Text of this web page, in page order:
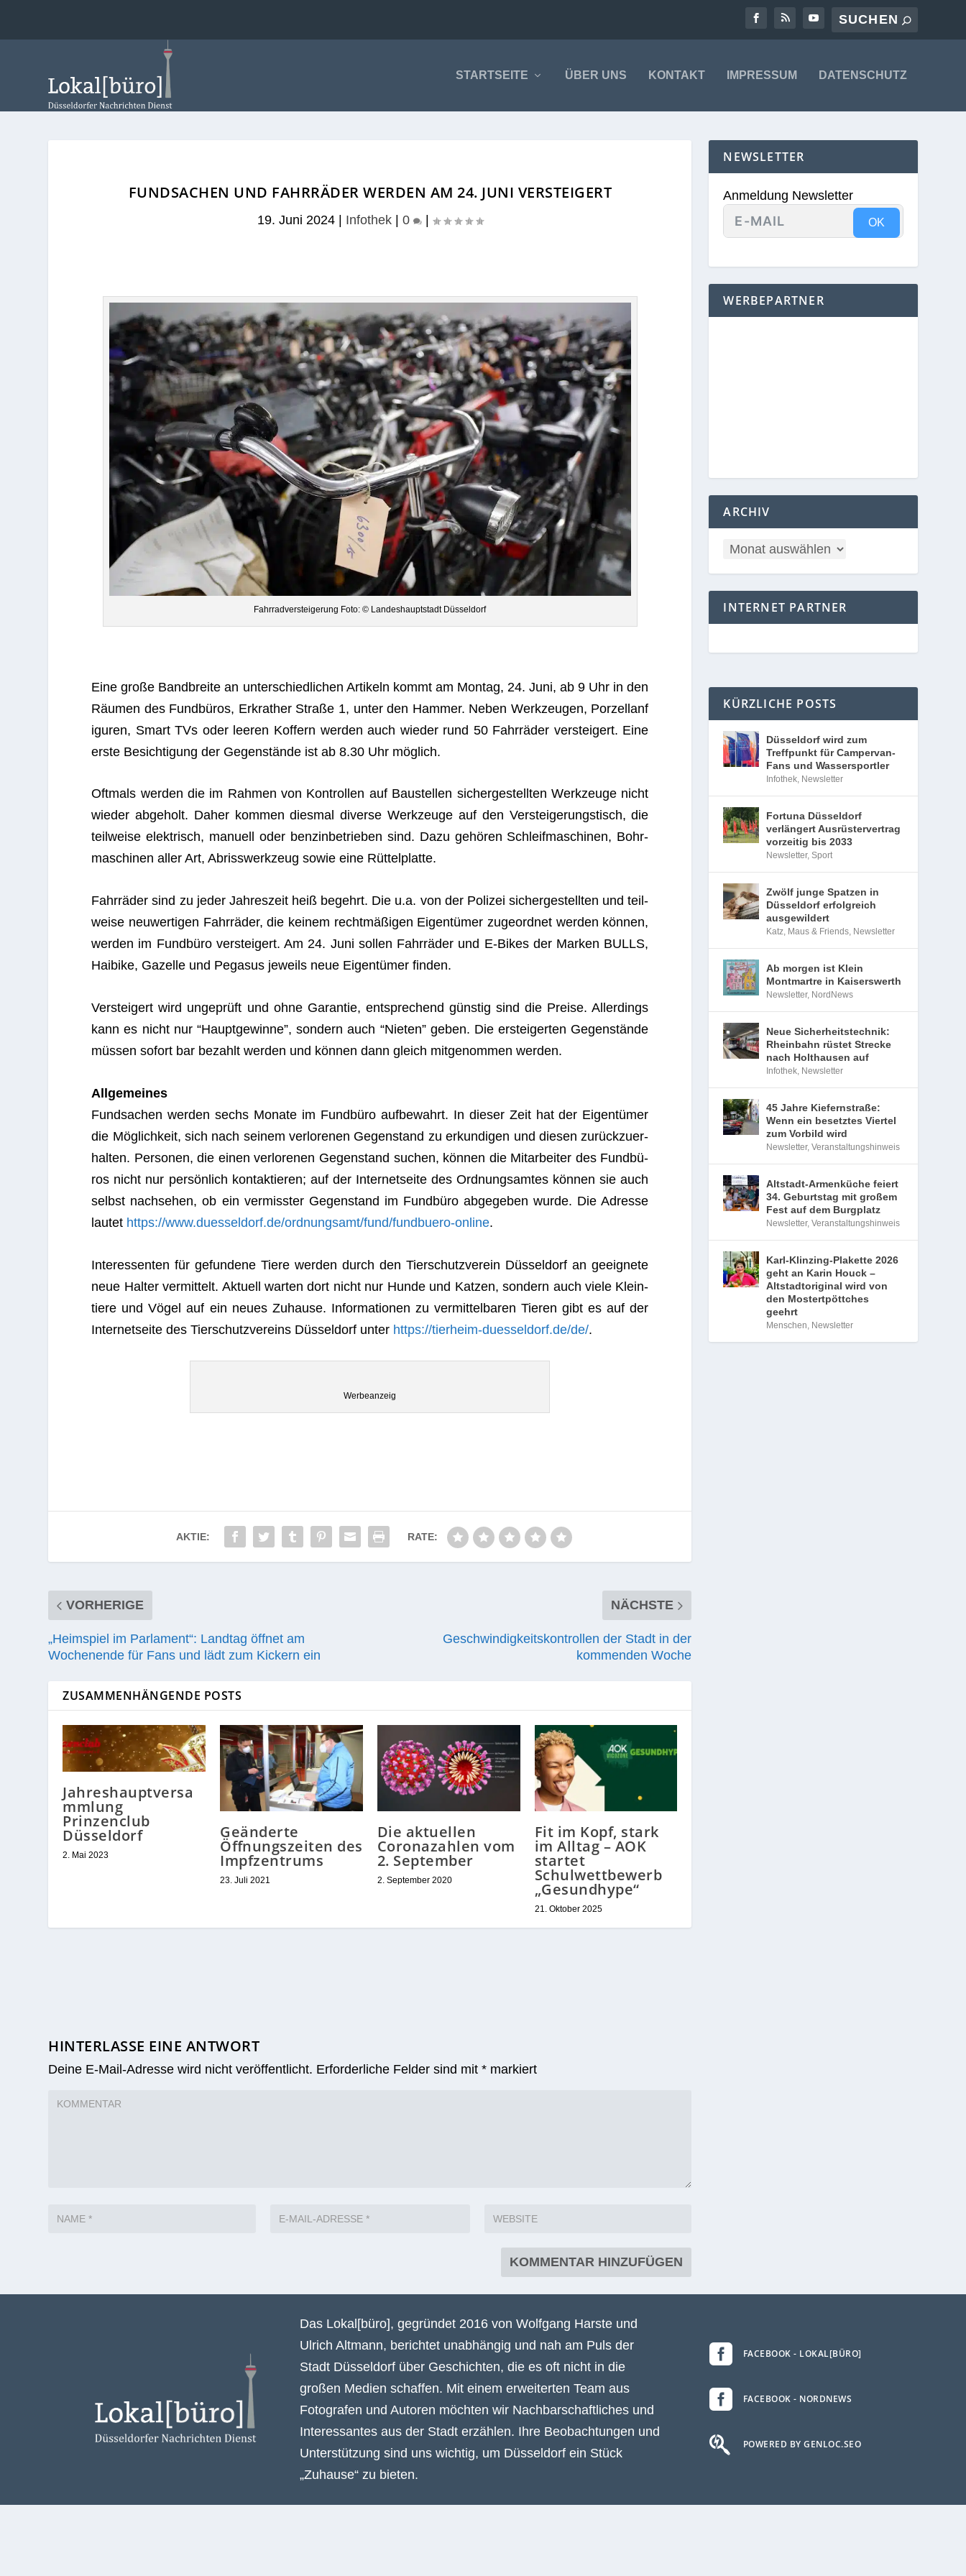
STARTSEITE ÜBER UNS KONTAKT IMPRESSUM DATENSCHUTZ
FUNDSACHEN UND FAHRRÄDER WERDEN AM 24. JUNI VERSTEIGERT
19. Juni 2024| Infothek| 0 |
Fahr­rad­ver­stei­ge­rung Foto: © Lan­des­haupt­stadt Düsseldorf
Eine große Band­breite an unter­schied­li­chen Arti­keln kommt am Mon­tag, 24. Juni, ab 9 Uhr in den
Räu­men des Fund­bü­ros, Erkra­ther Straße 1, unter den Ham­mer. Neben Werk­zeu­gen, Por­zel­lan­f
i­gu­ren, Smart TVs oder lee­ren Kof­fern wer­den auch wie­der rund 50 Fahr­rä­der ver­stei­gert. Eine
erste Besich­ti­gung der Gegen­stände ist ab 8.30 Uhr möglich.
Oft­mals wer­den die im Rah­men von Kon­trol­len auf Bau­stel­len sicher­ge­stell­ten Werk­zeuge nicht
wie­der abge­holt. Daher kom­men dies­mal diverse Werk­zeuge auf den Ver­stei­ge­rungs­tisch, die
teil­weise elek­trisch, manu­ell oder ben­zin­be­trie­ben sind. Dazu gehö­ren Schleif­ma­schi­nen, Bohr­
ma­schi­nen aller Art, Abriss­werk­zeug sowie eine Rüttelplatte.
Fahr­rä­der sind zu jeder Jah­res­zeit heiß begehrt. Die u.a. von der Poli­zei sicher­ge­stell­ten und teil­
weise neu­wer­ti­gen Fahr­rä­der, die kei­nem recht­mä­ßi­gen Eigen­tü­mer zuge­ord­net wer­den kön­nen,
wer­den im Fund­büro ver­stei­gert. Am 24. Juni sol­len Fahr­rä­der und E‑Bikes der Mar­ken BULLS,
Hai­bike, Gazelle und Pega­sus jeweils neue Eigen­tü­mer finden.
Ver­stei­gert wird unge­prüft und ohne Garan­tie, ent­spre­chend güns­tig sind die Preise. Aller­dings
kann es nicht nur “Haupt­ge­winne”, son­dern auch “Nie­ten” geben. Die erstei­ger­ten Gegen­stände
müs­sen sofort bar bezahlt wer­den und kön­nen dann gleich mit­ge­nom­men werden.
All­ge­mei­nes
Fund­sa­chen wer­den sechs Monate im Fund­büro auf­be­wahrt. In die­ser Zeit hat der Eigen­tü­mer
die Mög­lich­keit, sich nach sei­nem ver­lo­re­nen Gegen­stand zu erkun­di­gen und die­sen zurück­zu­er­
hal­ten. Per­so­nen, die einen ver­lo­re­nen Gegen­stand suchen, kön­nen die Mit­ar­bei­ter des Fund­bü­
ros nicht nur per­sön­lich kon­tak­tie­ren; auf der Inter­net­seite des Ord­nungs­am­tes kön­nen sie auch
selbst nach­se­hen, ob ein ver­miss­ter Gegen­stand im Fund­büro abge­ge­ben wurde. Die Adresse
lau­tet https://www.duesseldorf.de/ordnungsamt/fund/fundbuero-online.
Inter­es­sen­ten für gefun­dene Tiere wer­den durch den Tier­schutz­ver­ein Düs­sel­dorf an geeig­nete
neue Hal­ter ver­mit­telt. Aktu­ell war­ten dort nicht nur Hunde und Kat­zen, son­dern auch viele Klein­
tiere und Vögel auf ein neues Zuhause. Infor­ma­tio­nen zu ver­mit­tel­ba­ren Tie­ren gibt es auf der
Inter­net­seite des Tier­schutz­ver­eins Düs­sel­dorf unter https://tierheim-duesseldorf.de/de/.
Wer­be­an­zeig
AKTIE: RATE:
VORHERIGE
„Heimspiel im Parlament“: Landtag öffnet am
Wochenende für Fans und lädt zum Kickern ein
NÄCHSTE
Geschwindigkeitskontrollen der Stadt in der
kommenden Woche
ZUSAMMENHÄNGENDE POSTS
Jahreshauptversa
mmlung
Prinzenclub
Düsseldorf
2. Mai 2023
Geänderte
Öffnungszeiten des
Impfzentrums
23. Juli 2021
Die aktuellen
Coronazahlen vom
2. September
2. September 2020
Fit im Kopf, stark
im Alltag – AOK
startet
Schulwettbewerb
„Gesundhype“
21. Oktober 2025
HINTERLASSE EINE ANTWORT
Deine E-Mail-Adresse wird nicht veröffentlicht. Erforderliche Felder sind mit* markiert
NEWSLETTER
Anmeldung Newsletter
OK
WERBEPARTNER
ARCHIV
INTERNET PARTNER
KÜRZLICHE POSTS
Düsseldorf wird zum
Treffpunkt für Campervan-
Fans und Wassersportler
Infothek, Newsletter
Fortuna Düsseldorf
verlängert Ausrüstervertrag
vorzeitig bis 2033
Newsletter,Sport
Zwölf junge Spatzen in
Düsseldorf erfolgreich
ausgewildert
Katz, Maus & Friends, Newsletter
Ab morgen ist Klein
Montmartre in Kaiserswerth
Newsletter, NordNews
Neue Sicherheitstechnik:
Rheinbahn rüstet Strecke
nach Holthausen auf
Infothek, Newsletter
45 Jahre Kiefernstraße:
Wenn ein besetztes Viertel
zum Vorbild wird
Newsletter,Veranstaltungshinweis
Altstadt-Armenküche feiert
34. Geburtstag mit großem
Fest auf dem Burgplatz
Newsletter,Veranstaltungshinweis
Karl-Klinzing-Plakette 2026
geht an Karin Houck –
Altstadtoriginal wird von
den Mostertpöttches
geehrt
Menschen, Newsletter
Das Lokal[büro], gegründet 2016 von Wolfgang Harste und
Ulrich Altmann, berichtet unabhängig und nah am Puls der
Stadt Düsseldorf über Geschichten, die es oft nicht in die
großen Medien schaffen. Mit einem erweiterten Team aus
Fotografen und Autoren möchten wir Nachbarschaftliches und
Interessantes aus der Stadt erzählen. Ihre Beobachtungen und
Unterstützung sind uns wichtig, um Düsseldorf ein Stück
„Zuhause“ zu bieten.
 FACEBOOK - LOKAL[BÜRO]
 FACEBOOK - NORDNEWS
 POWERED BY GENLOC.SEO